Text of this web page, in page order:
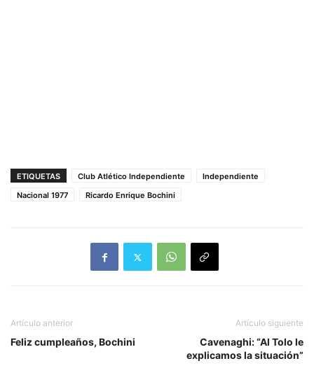
ETIQUETAS Club Atlético Independiente
Independiente
Nacional 1977
Ricardo Enrique Bochini
Artículo anterior
Feliz cumpleaños, Bochini
Artículo siguiente
Cavenaghi: “Al Tolo le
explicamos la situación”